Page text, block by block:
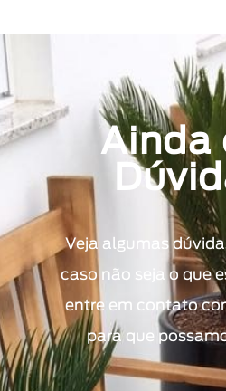
Ainda
Veja algumas
caso não seja o que
entre em contato
para que